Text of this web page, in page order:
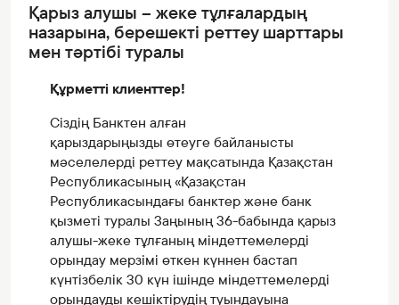
Қарыз алушы – жеке тұлғалардың
назарына, берешекті реттеу шарттары
мен тәртібі туралы
Құрметті клиенттер!
Сіздің Банктен алған
қарыздарыңызды өтеуге байланысты
мәселелерді реттеу мақсатында Қазақстан
Республикасының «Қазақстан
Республикасындағы банктер және банк
қызметі туралы Заңының 36-бабында қарыз
алушы-жеке тұлғаның міндеттемелерді
орындау мерзімі өткен күннен бастап
күнтізбелік 30 күн ішінде міндеттемелерді
орындауды кешіктірудің туындауына